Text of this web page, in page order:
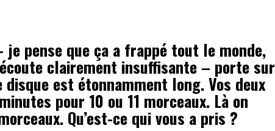
je pense que ça a frappé tout le monde,
clairement insuffisante – porte sur
disque est étonnamment long. Vos deux
pour 10 ou 11 morceaux. Là on
Qu’est-ce qui vous a pris ?